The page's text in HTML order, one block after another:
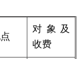
对象及
收费